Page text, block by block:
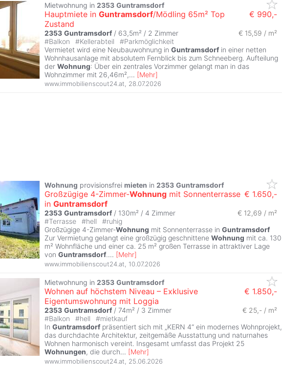
Mietwohnung in 2353 Guntramsdorf
Hauptmiete in Guntramsdorf/Mödling 65m² Top
Zustand
€ 990,-
2353 Guntramsdorf / 63,5m² / 2 Zimmer
€ 15,59 / m²
#Balkon #Kellerabteil #Parkmöglichkeit
Vermietet wird eine Neubauwohnung in Guntramsdorf in einer netten
Wohnhausanlage mit absolutem Fernblick bis zum Schneeberg. Aufteilung
der Wohnung: Über ein zentrales Vorzimmer gelangt man in das
Wohnzimmer mit 26,46m²,... [Mehr]
www.immobilienscout24.at, 28.07.2026
Wohnung provisionsfrei mieten in 2353 Guntramsdorf
Großzügige 4-Zimmer-Wohnung mit Sonnenterrasse
in Guntramsdorf
€ 1.650,-
2353 Guntramsdorf / 130m² / 4 Zimmer
€ 12,69 / m²
#Terrasse #hell #ruhig
Großzügige 4-Zimmer-Wohnung mit Sonnenterrasse in Guntramsdorf
Zur Vermietung gelangt eine großzügig geschnittene Wohnung mit ca. 130
m² Wohnfläche und einer ca. 25 m² großen Terrasse in attraktiver Lage
von Guntramsdorf.... [Mehr]
www.immobilienscout24.at 10.07.2026
Mietwohnung in 2353 Guntramsdorf
Wohnen auf höchstem Niveau – Exklusive
Eigentumswohnung mit Loggia
€ 1.850,-
2353 Guntramsdorf / 74m² / 3 Zimmer
€ 25,- / m²
#Balkon #hell #mietkauf
In Guntramsdorf präsentiert sich mit „KERN 4“ ein modernes Wohnprojekt,
das durchdachte Architektur, zeitgemäße Ausstattung und naturnahes
Wohnen harmonisch vereint. Insgesamt umfasst das Projekt 25
Wohnungen, die durch... [Mehr]
www.immobilienscout24.at 25.06.2026